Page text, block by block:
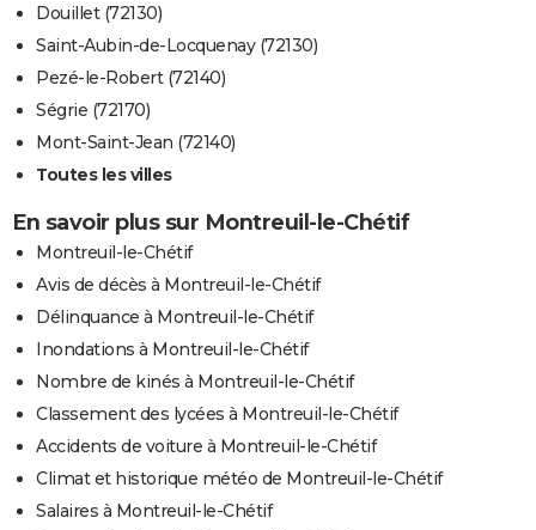
Douillet (72130)
Saint-Aubin-de-Locquenay (72130)
Pezé-le-Robert (72140)
Ségrie (72170)
Mont-Saint-Jean (72140)
Toutes les villes
En savoir plus sur Montreuil-le-Chétif
Montreuil-le-Chétif
Avis de décès à Montreuil-le-Chétif
Délinquance à Montreuil-le-Chétif
Inondations à Montreuil-le-Chétif
Nombre de kinés à Montreuil-le-Chétif
Classement des lycées à Montreuil-le-Chétif
Accidents de voiture à Montreuil-le-Chétif
Climat et historique météo de Montreuil-le-Chétif
Salaires à Montreuil-le-Chétif